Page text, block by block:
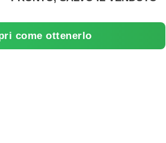
come ottenerlo